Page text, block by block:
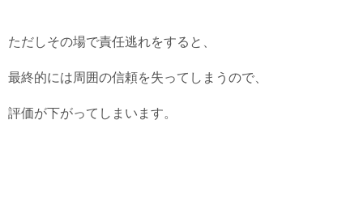
ただしその場で責任逃れをすると、
最終的には周囲の信頼を失ってしまうので、
評価が下がってしまいます。